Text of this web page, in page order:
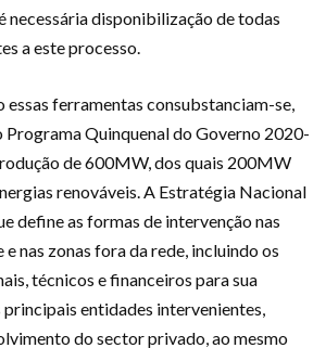
necessária disponibilização de todas
a este processo.
essas ferramentas consubstanciam-se,
Programa Quinquenal do Governo 2020-
de 600MW, dos quais 200MW
renováveis. A Estratégia Nacional
define as formas de intervenção nas
e nas zonas fora da rede, incluindo os
técnicos e financeiros para sua
principais entidades intervenientes,
do sector privado, ao mesmo